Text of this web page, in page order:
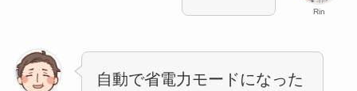
Rin
自動で省電力モードになった